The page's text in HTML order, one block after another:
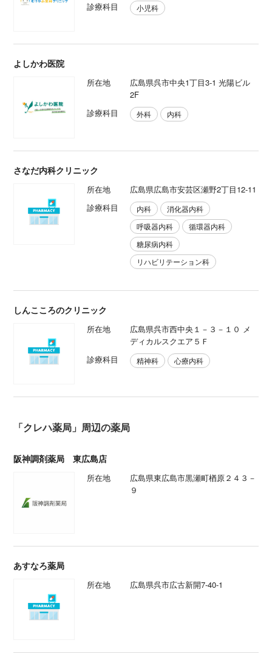
診療科目
小児科
よしかわ医院
所在地
広島県呉市中央1丁目3-1 光陽ビル
2F
診療科目
外科 内科
さなだ内科クリニック
所在地
広島県広島市安芸区瀬野2丁目12-11
診療科目
内科
消化器内科
呼吸器内科
循環器内科
糖尿病内科
リハビリテーション科
しんこころのクリニック
所在地
広島県呉市西中央１－３－１０ メ
ディカルスクエア５Ｆ
診療科目
精神科 心療内科
「クレハ薬局」周辺の薬局
阪神調剤薬局 東広島店
所在地
広島県東広島市黒瀬町楢原２４３－
９
あすなろ薬局
所在地 広島県呉市広古新開7-40-1